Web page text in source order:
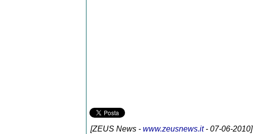
[ZEUS News- www.zeusnews.it- 07-06-2010]